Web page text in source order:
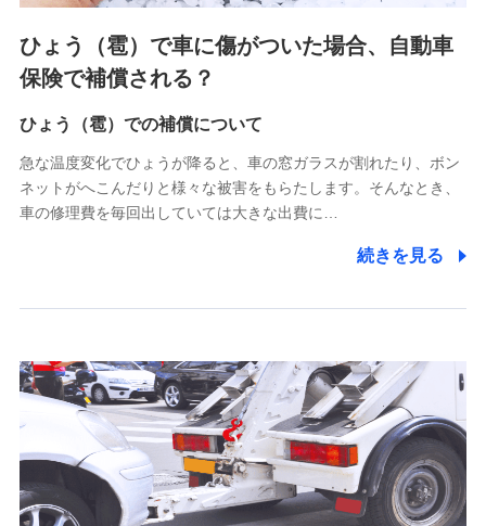
4.家族・友達紹介にて取得した個人情報
被紹介者への連絡、及び当社と取引のあるもしくは委託を受
けている保険会社・提携会社の保険その他に関する情報を提
供し、金融商品等の契約を勧奨するため
アンケートやキャンペーン等の実施のため
上記に係る連絡・手続き・管理等付帯業務を行うため
5.通話録音にて取得する情報
7.社員（従業者）の個人情報
人事･勤怠･健康・労務等の管理、給与支給、福利厚生・採用
退職関連処理等の各種手続きのため、当社と従業員または従
業員同士の連絡のため
8.取引先個人情報
ひょう（雹）で車に傷がついた場合、自動車
保険で補償される？
ひょう（雹）での補償について
急な温度変化でひょうが降ると、車の窓ガラスが割れたり、ボン
ネットがへこんだりと様々な被害をもらたします。そんなとき、
車の修理費を毎回出していては大きな出費に…
続きを見る